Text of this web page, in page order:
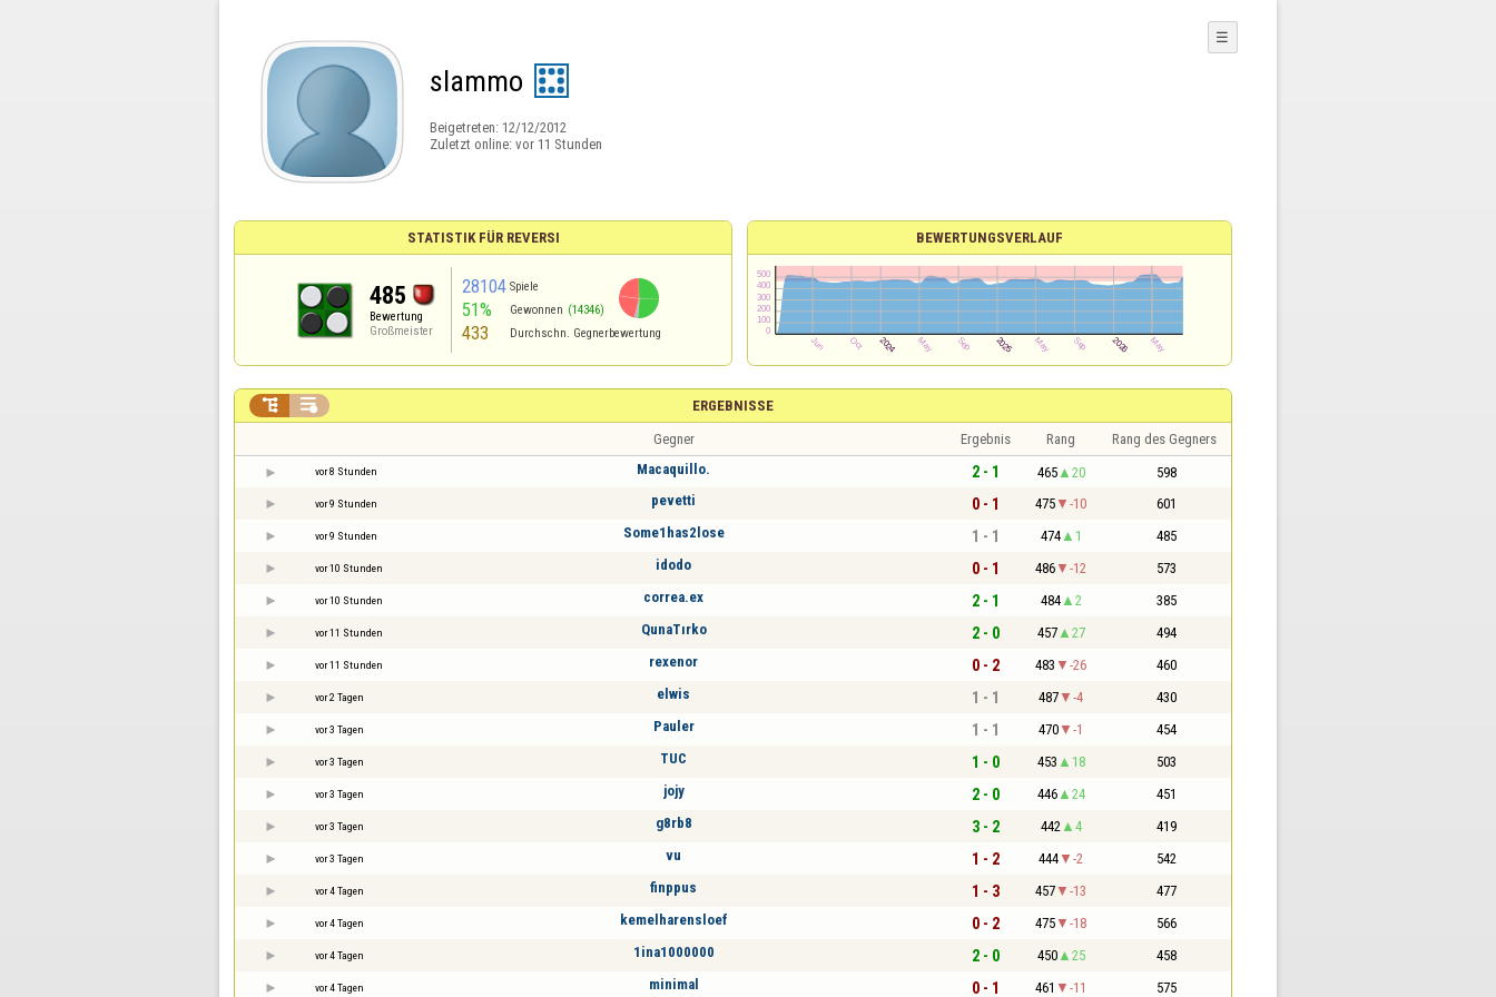
slammo
Beigetreten: 12/12/2012
Zuletzt online: vor 11 Stunden
☰
STATISTIK FÜR REVERSI
485
Bewertung
Großmeister
28104 Spiele
51% Gewonnen (14346)
433 Durchschn. Gegnerbewertung
BEWERTUNGSVERLAUF
ERGEBNISSE
 
Gegner Ergebnis Rang Rang des Gegners
vor 8 Stunden Macaquillo. 2 - 1 465 20 598
vor 9 Stunden pevetti 0 - 1 475 -10 601
vor 9 Stunden Some1has2lose 1 - 1 474 1 485
vor 10 Stunden idodo 0 - 1 486 -12 573
vor 10 Stunden correa.ex 2 - 1 484 2 385
vor 11 Stunden QunaTırko 2 - 0 457 27 494
vor 11 Stunden rexenor 0 - 2 483 -26 460
vor 2 Tagen elwis 1 - 1 487 -4 430
vor 3 Tagen Pauler 1 - 1 470 -1 454
vor 3 Tagen TUC 1 - 0 453 18 503
vor 3 Tagen jojy 2 - 0 446 24 451
vor 3 Tagen g8rb8 3 - 2 442 4 419
vor 3 Tagen vu 1 - 2 444 -2 542
vor 4 Tagen finppus 1 - 3 457 -13 477
vor 4 Tagen kemelharensloef 0 - 2 475 -18 566
vor 4 Tagen 1ina1000000 2 - 0 450 25 458
vor 4 Tagen minimal 0 - 1 461 -11 575